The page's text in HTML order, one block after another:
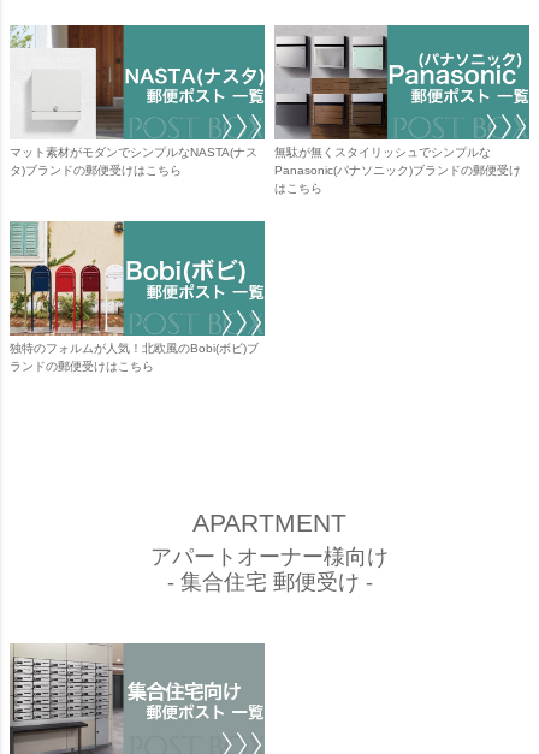
マット素材がモダンでシンプルなNASTA(ナス
タ)ブランドの郵便受けはこちら
無駄が無くスタイリッシュでシンプルな
Panasonic(パナソニック)ブランドの郵便受け
はこちら
独特のフォルムが人気！北欧風のBobi(ボビ)ブ
ランドの郵便受けはこちら
APARTMENT
アパートオーナー様向け
- 集合住宅 郵便受け -